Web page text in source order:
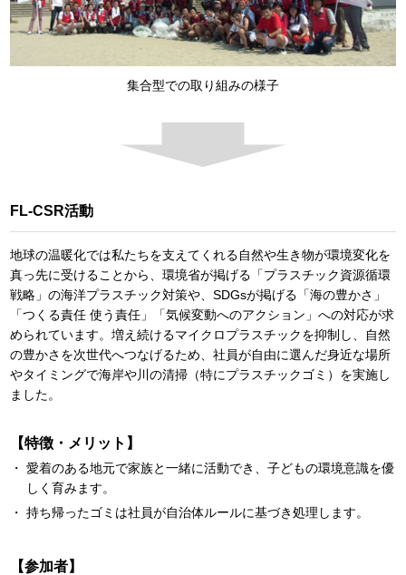
集合型での取り組みの様子
FL-CSR活動
地球の温暖化では私たちを支えてくれる自然や生き物が環境変化を
真っ先に受けることから、環境省が掲げる「プラスチック資源循環
戦略」の海洋プラスチック対策や、SDGsが掲げる「海の豊かさ」
「つくる責任 使う責任」「気候変動へのアクション」への対応が求
められています。増え続けるマイクロプラスチックを抑制し、自然
の豊かさを次世代へつなげるため、社員が自由に選んだ身近な場所
やタイミングで海岸や川の清掃（特にプラスチックゴミ）を実施し
ました。
【特徴・メリット】
愛着のある地元で家族と一緒に活動でき、子どもの環境意識を優
しく育みます。
持ち帰ったゴミは社員が自治体ルールに基づき処理します。
【参加者】